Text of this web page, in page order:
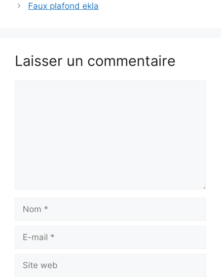
Faux plafond ekla
Laisser un commentaire
mail
web